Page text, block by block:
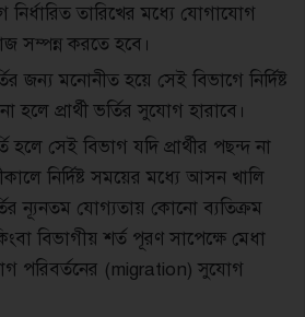
নির্ধারিত তারিখের মধ্যে যােগাযােগ
সম্পন্ন করতে হবে।
জন্য মনােনীত হয়ে সেই বিভাগে নির্দিষ্ট
হলে প্রার্থী ভর্তির সুযােগ হারাবে।
হলে সেই বিভাগ যদি প্রার্থীর পছন্দ না
নির্দিষ্ট সময়ের মধ্যে আসন খালি
ন্যূনতম যােগ্যতায় কোনাে ব্যতিক্রম
বিভাগীয় শর্ত পূরণ সাপেক্ষে মেধা
পরিবর্তনের (migration) সুযােগ